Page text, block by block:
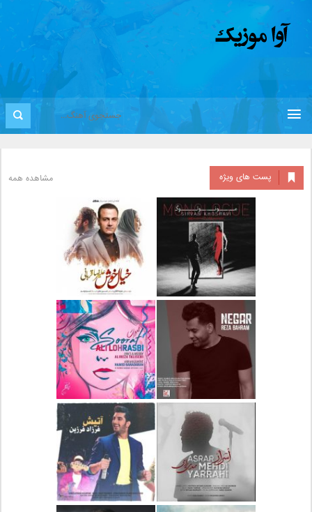
پست های ویژه مشاهده همه
دانلود آلبوم جدید سیروان
خسروی بنام مونولوگ
دانلود آهنگ جدید علیرضا
قربانی بنام خیال خوش
دانلود آهنگ جدید رضا
بهرام بنام نگار
دانلود آهنگ جدید علی
لهراسبی بنام صورت